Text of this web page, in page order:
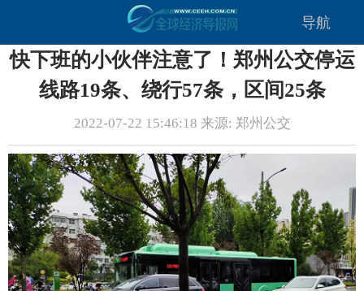
导航
快下班的小伙伴注意了！郑州公交停运
线路19条、绕行57条，区间25条
2022-07-22 15:46:18 来源: 郑州公交